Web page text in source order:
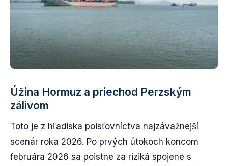
Úžina Hormuz a priechod Perzským
zálivom
Toto je z hľadiska poisťovníctva najzávažnejší
scenár roka 2026. Po prvých útokoch koncom
februára 2026 sa poistné za riziká spojené s